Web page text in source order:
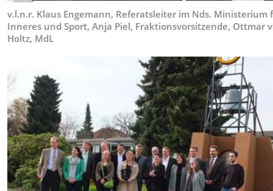
v.l.n.r. Klaus Engemann, Referatsleiter im Nds. Ministerium
Inneres und Sport, Anja Piel, Fraktionsvorsitzende, Ottmar
Holtz, MdL